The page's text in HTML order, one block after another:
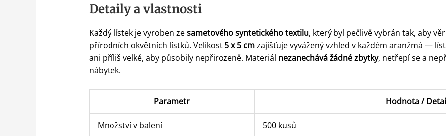
Detaily a vlastnosti
Každý lístek je vyroben zesametového syntetického textilu, který byl pečlivě vybrán tak, aby
přírodních okvětních lístků. Velikost 5 x 5 cmzajišťuje vyvážený vzhled v každém aranžmá —
ani příliš velké, aby působily nepřirozeně. Materiál nezanechává žádné zbytky, netřepí se a
nábytek.
Parametr Hodnota /
Množství v balení 500 kusů